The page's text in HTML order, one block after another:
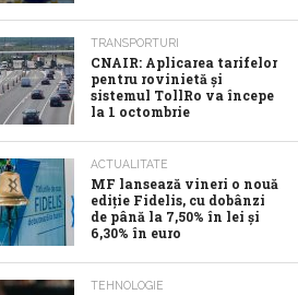
TRANSPORTURI
CNAIR: Aplicarea tarifelor
pentru rovinietă și
sistemul TollRo va începe
la 1 octombrie
ACTUALITATE
MF lansează vineri o nouă
ediție Fidelis, cu dobânzi
de până la 7,50% în lei și
6,30% în euro
TEHNOLOGIE